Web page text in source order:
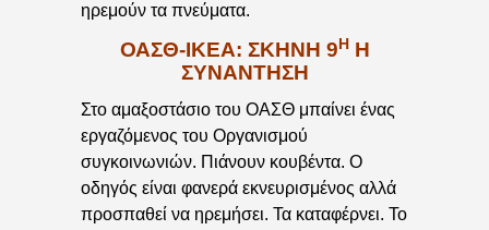
ηρεμούν τα πνεύματα.
ΟΑΣΘ-ΙΚΕΑ: ΣΚΗΝΉ 9ΗΗ
ΣΥΝΆΝΤΗΣΗ
Στο αμαξοστάσιο του ΟΑΣΘ μπαίνει ένας
εργαζόμενος του Οργανισμού
συγκοινωνιών. Πιάνουν κουβέντα. Ο
οδηγός είναι φανερά εκνευρισμένος αλλά
προσπαθεί να ηρεμήσει. Τα καταφέρνει. Το